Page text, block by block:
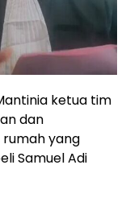
ketua tim
dan
rumah yang
Samuel Adi